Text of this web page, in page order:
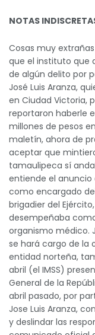
NOTAS
Cosas muy
que el instituto que
de algún delito por
José Luis Aranza,
en Ciudad Victoria,
reportaron haberle
millones de pesos
maletín, ahora de
aceptar que
tamaulipeca sí
entiende el anuncio
como encargado
brigadier del
desempeñaba
organismo médico.
se hará cargo de la
entidad norteña,
abril (el IMSS)
General de la
abril pasado, por
Jose Luis Aranza,
y deslindar las